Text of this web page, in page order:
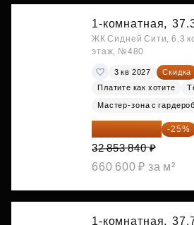
1-комнатная,
ЖК Сидней Сити, 6.3
этаж, №480
3 кв 2027 Скидка
Платите как хотите
Мастер-зона с
24 640 380 ₽ -25%
32 853 840 ₽
660 600 ₽ за м²
1-комнатная,